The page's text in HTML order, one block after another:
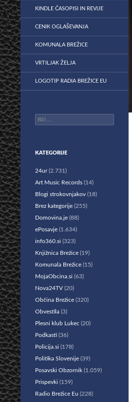
KINDLE ČASOPISI IN REVIJE
CENIK OGLAŠEVANJA
KOMUNALA BREŽICE
VRTILJAK ŽELJA
LOGOTIP RADIA BREŽICE EU
Išči:
KATEGORIJE
24ur(2.731)
Art Music Records (14)
Blogi strokovnjakov (18)
Brez kategorije (255)
Domovina.je (88)
ePosavje (1.634)
info360.si (323)
Knjižnica Brežice (19)
Komunala Brežice (15)
MojaObcina.si (63)
Nova24TV (20)
Občina Brežice (320)
Obvestila (3)
Plesni klub Lukec (20)
Podkasti (36)
Policija.si (178)
Politika Slovenije (39)
Posavski Obzornik (1.059)
Prispevki (159)
Radio Brežice Eu (228)